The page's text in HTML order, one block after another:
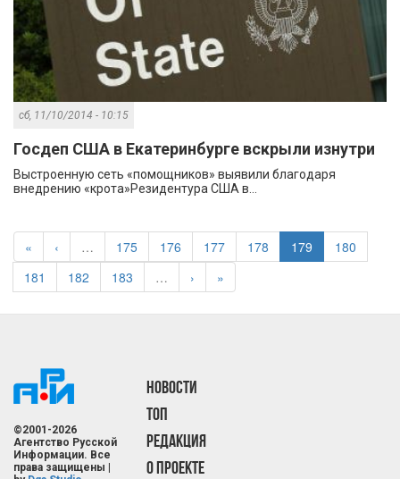
сб, 11/10/2014 - 10:15
Госдеп США в Екатеринбурге вскрыли изнутри
Выстроенную сеть «помощников» выявили благодаря
внедрению «крота»Резидентура США в...
« ‹ … 175 176 177 178 179
180
181
182 183 … › »
©2001-2026
Агентство Русской
Информации. Все
права защищены |
НОВОСТИ
ТОП
РЕДАКЦИЯ
О ПРОЕКТЕ